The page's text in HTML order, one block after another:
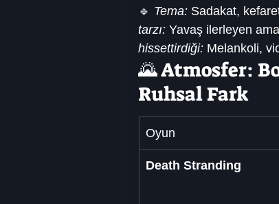
🔹 Tema: Sadakat,
tarzı: Yavaş ilerleyen
hissettirdiği: Melankoli,
🌄 Atmosfer:
Ruhsal Fark
Oyun
Death Stranding